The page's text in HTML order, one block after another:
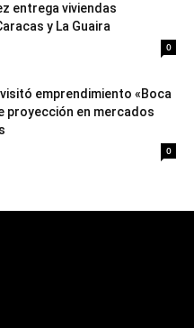
entrega viviendas
y La Guaira
0
emprendimiento «Boca
proyección en mercados
0